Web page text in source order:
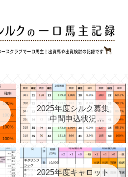
2025年度シルク募集
中間申込状況
②(08/06)と昨年の中
間③→最終
2025年度キャロット